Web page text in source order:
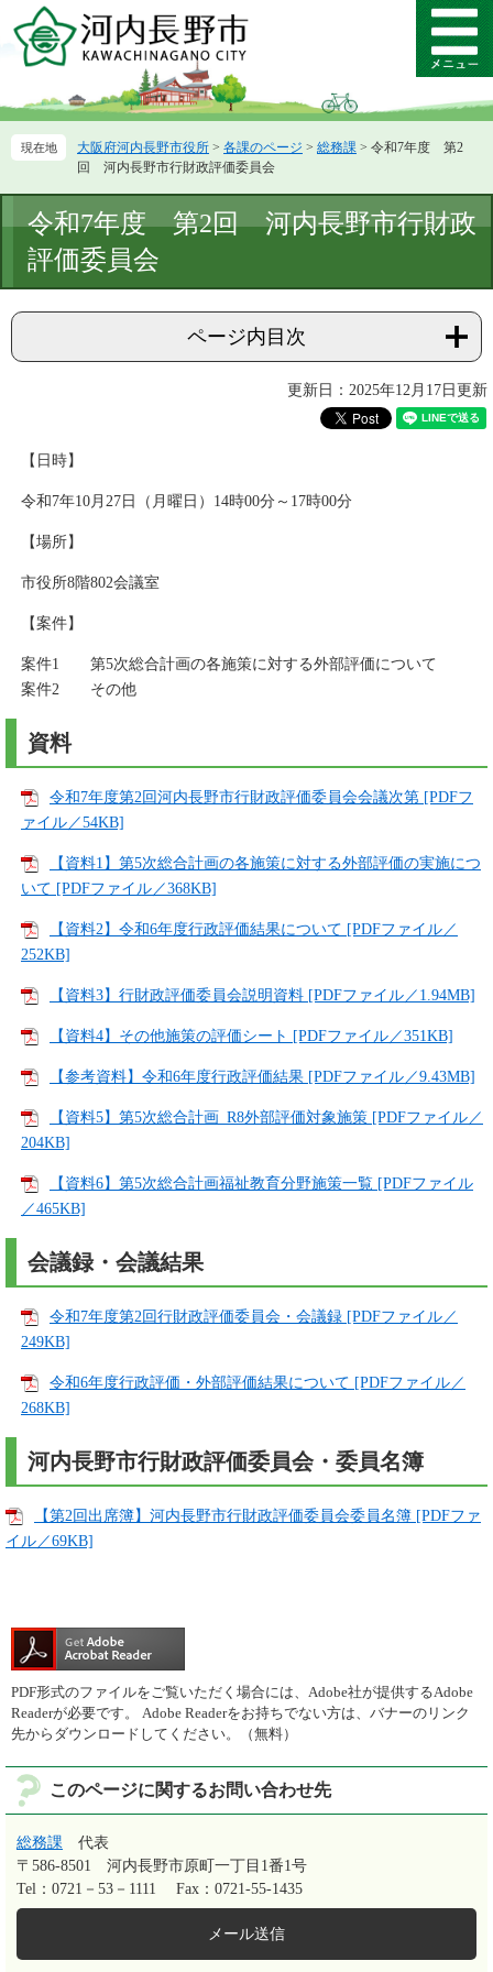
ー
先
ニ
を
て
メ
ニ
ー
大阪府河内長野市役所 > 各課のページ > 総務課 > 令和7年度 第2
回 河内長野市行財政評価委員会
文
令和7年度 第2回 河内長野市行財政
評価委員会
ページ内目次
更新日：2025年12月17日更新
【日時】
令和7年10月27日（月曜日）14時00分～17時00分
【場所】
市役所8階802会議室
【案件】
案件1 第5次総合計画の各施策に対する外部評価について
案件2 その他
資料
令和7年度第2回河内長野市行財政評価委員会会議次第 [PDFフ
ァイル／54KB]
【資料1】第5次総合計画の各施策に対する外部評価の実施につ
いて [PDFファイル／368KB]
【資料2】令和6年度行政評価結果について [PDFファイル／
252KB]
【資料3】行財政評価委員会説明資料 [PDFファイル／1.94MB]
【資料4】その他施策の評価シート [PDFファイル／351KB]
【参考資料】令和6年度行政評価結果 [PDFファイル／9.43MB]
【資料5】第5次総合計画_R8外部評価対象施策 [PDFファイル／
204KB]
【資料6】第5次総合計画福祉教育分野施策一覧 [PDFファイル
／465KB]
会議録・会議結果
令和7年度第2回行財政評価委員会・会議録 [PDFファイル／
249KB]
令和6年度行政評価・外部評価結果について [PDFファイル／
268KB]
河内長野市行財政評価委員会・委員名簿
【第2回出席簿】河内長野市行財政評価委員会委員名簿 [PDFファ
イル／69KB]
PDF形式のファイルをご覧いただく場合には、Adobe社が提供するAdobe
Readerが必要です。
Adobe Readerをお持ちでない方は、バナーのリンク
先からダウンロードしてください。（無料）
このページに関するお問い合わせ先
総務課
代表
〒586-8501
河内長野市原町一丁目1番1号
Tel：0721－53－1111
Fax：0721-55-1435
メール送信